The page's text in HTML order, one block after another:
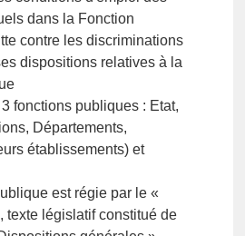
dans la Fonction
contre les discriminations
dispositions relatives à la
fonctions publiques : Etat,
Départements,
établissements) et
est régie par le «
texte législatif constitué de